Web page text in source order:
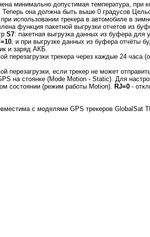
минимально допустимая температура, при
Теперь она должна быть выше 0 градусов
использовании трекера в автомобиле в
функция пакетной выгрузки отчетов из
S7: пакетная выгрузка данных из буфера для
, и при выгрузке данных из буфера отчёты
и заряд АКБ.
перезагрузки трекера через каждые 24 часа
перезагрузки, если трекер не может
на стоянке (Mode Motion - Static). Для
состоянии (режим работы Motion). RJ=0 -
с моделями GPS трекеров GlobalSat